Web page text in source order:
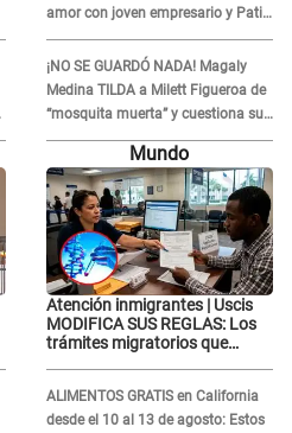
amor con joven empresario y Pati
Lorena la ECHA en VIVO
¡NO SE GUARDÓ NADA! Magaly
Medina TILDA a Milett Figueroa de
“mosquita muerta” y cuestiona su
RECONCILIACIÓN con Marcelo
Tinelli en TV argentina
Mundo
Atención inmigrantes | Uscis
MODIFICA SUS REGLAS: Los
trámites migratorios que
ALIMENTOS GRATIS en California
desde el 10 al 13 de agosto: Estos